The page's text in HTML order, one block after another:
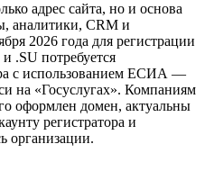
адрес сайта, но и основа
аналитики, CRM и
2026 года для регистрации
.SU потребуется
с использованием ЕСИА —
на «Госуслугах». Компаниям
оформлен домен, актуальны
регистратора и
организации.